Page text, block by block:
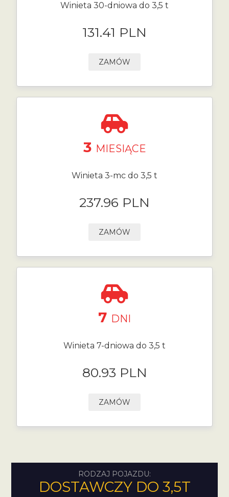
Winieta 30-dniowa do 3,5 t
131.41 PLN
ZAMÓW
3 MIESIĄCE
Winieta 3-mc do 3,5 t
237.96 PLN
ZAMÓW
7 DNI
Winieta 7-dniowa do 3,5 t
80.93 PLN
ZAMÓW
RODZAJ POJAZDU:
DOSTAWCZY DO 3,5T